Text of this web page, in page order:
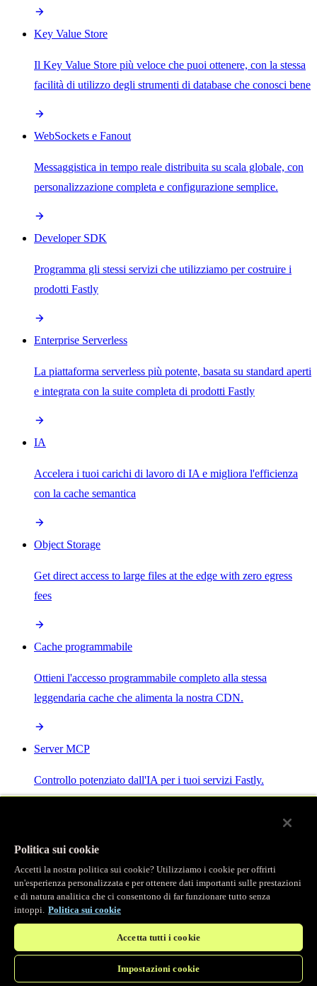
Key Value Store
Il Key Value Store più veloce che puoi ottenere, con la stessa
facilità di utilizzo degli strumenti di database che conosci bene
WebSockets e Fanout
Messaggistica in tempo reale distribuita su scala globale, con
personalizzazione completa e configurazione semplice.
Developer SDK
Programma gli stessi servizi che utilizziamo per costruire i
prodotti Fastly
Enterprise Serverless
La piattaforma serverless più potente, basata su standard aperti
e integrata con la suite completa di prodotti Fastly
IA
Accelera i tuoi carichi di lavoro di IA e migliora l'efficienza
con la cache semantica
Object Storage
Get direct access to large files at the edge with zero egress
fees
Cache programmabile
Ottieni l'accesso programmabile completo alla stessa
leggendaria cache che alimenta la nostra CDN.
Server MCP
Controllo potenziato dall'IA per i tuoi servizi Fastly.
Main menu
/ Prodotti
Osservabilità
Logging in tempo reale
Politica sui cookie
Accetti la nostra politica sui cookie? Utilizziamo i cookie per offrirti
un'esperienza personalizzata e per ottenere dati importanti sulle prestazioni
e di natura analitica che ci consentono di far funzionare tutto senza
intoppi. Politica sui cookie
Accetta tutti i cookie
Impostazioni cookie